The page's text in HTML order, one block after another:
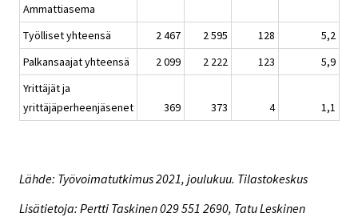
Ammattiasema
Työlliset yhteensä
2 467 2 595 128
5,2
Palkansaajat yhteensä
2 099 2 222 123
5,9
Yrittäjät ja
yrittäjäperheenjäsenet
369 373 4 1,1
Lähde: Työvoimatutkimus 2021, joulukuu. Tilastokeskus
Lisätietoja: Pertti Taskinen 029 551 2690, Tatu Leskinen